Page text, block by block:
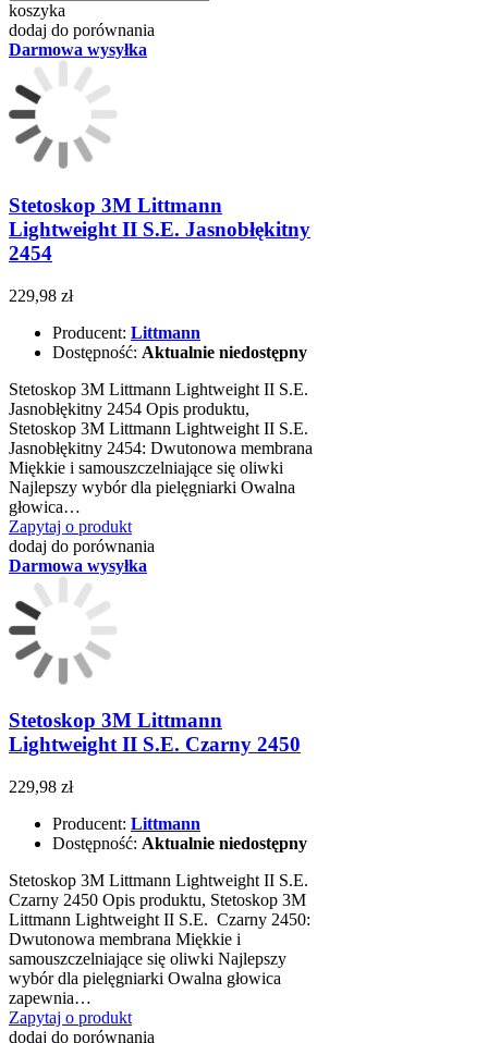
koszyka
dodaj do porównania
Darmowa wysyłka
Stetoskop 3M Littmann
Lightweight II S.E. Jasnobłękitny
2454
229,98 zł
Producent: Littmann
Dostępność: Aktualnie niedostępny
Stetoskop 3M Littmann Lightweight II S.E.
Jasnobłękitny 2454 Opis produktu,
Stetoskop 3M Littmann Lightweight II S.E.
Jasnobłękitny 2454: Dwutonowa membrana
Miękkie i samouszczelniające się oliwki
Najlepszy wybór dla pielęgniarki Owalna
głowica…
Zapytaj o produkt
dodaj do porównania
Darmowa wysyłka
Stetoskop 3M Littmann
Lightweight II S.E. Czarny 2450
229,98 zł
Producent: Littmann
Dostępność: Aktualnie niedostępny
Stetoskop 3M Littmann Lightweight II S.E.
Czarny 2450 Opis produktu, Stetoskop 3M
Littmann Lightweight II S.E. Czarny 2450:
Dwutonowa membrana Miękkie i
samouszczelniające się oliwki Najlepszy
wybór dla pielęgniarki Owalna głowica
zapewnia…
Zapytaj o produkt
dodaj do porównania